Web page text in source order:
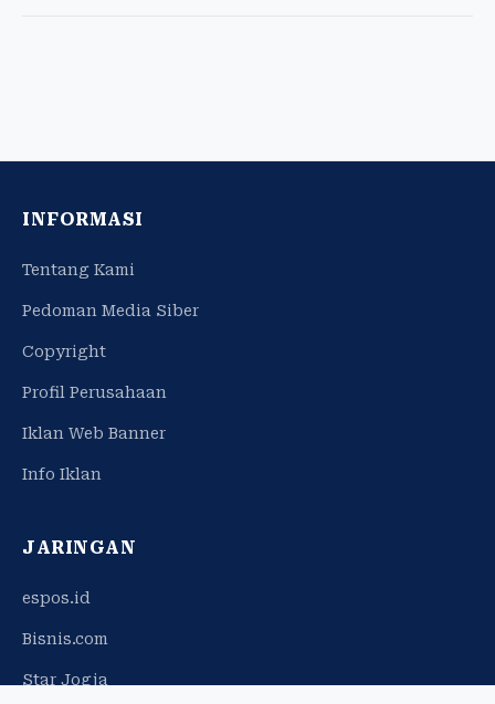
INFORMASI
Tentang Kami
Pedoman Media Siber
Copyright
Profil Perusahaan
Iklan Web Banner
Info Iklan
JARINGAN
espos.id
Bisnis.com
Star Jogja